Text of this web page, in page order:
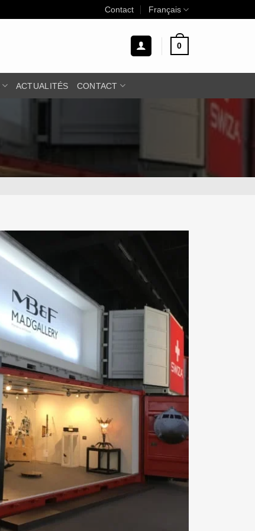
Contact Français
0
ACTUALITÉS CONTACT